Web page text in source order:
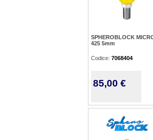
SPHEROBLOCK
425 5mm
Codice: 7068404
85,00 €